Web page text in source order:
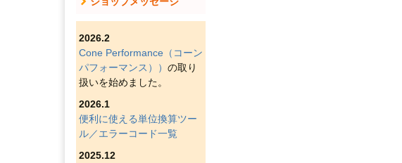
2026.2
Cone Performance（コーン
パフォーマンス）） の取り
扱いを始めました。
2026.1
便利に使える単位換算ツー
ル／エラーコード一覧
2025.12